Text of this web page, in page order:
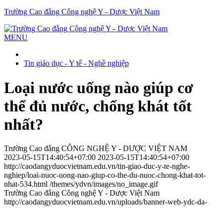
Trường Cao đẳng Công nghệ Y - Dược Việt Nam
MENU
Tin giáo dục - Y tế - Nghề nghiệp
Loại nước uống nào giúp cơ
thể đủ nước, chống khát tốt
nhất?
Trường Cao đẳng CÔNG NGHỆ Y - DƯỢC VIỆT NAM
2023-05-15T14:40:54+07:00 2023-05-15T14:40:54+07:00
http://caodangyduocvietnam.edu.vn/tin-giao-duc-y-te-nghe-
nghiep/loai-nuoc-uong-nao-giup-co-the-du-nuoc-chong-khat-tot-
nhat-534.html /themes/ydvn/images/no_image.gif
Trường Cao đẳng Công nghệ Y - Dược Việt Nam
http://caodangyduocvietnam.edu.vn/uploads/banner-web-ydc-da-